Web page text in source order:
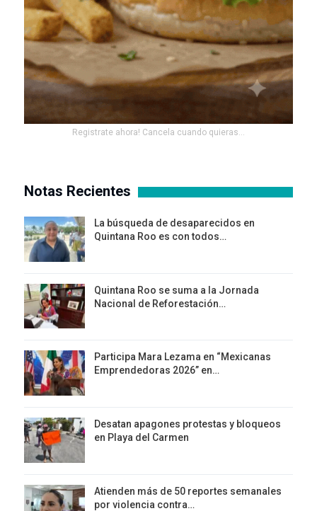
Registrate ahora! Cancela cuando quieras...
Notas Recientes
La búsqueda de desaparecidos en
Quintana Roo es con todos…
Quintana Roo se suma a la Jornada
Nacional de Reforestación…
Participa Mara Lezama en “Mexicanas
Emprendedoras 2026” en…
Desatan apagones protestas y bloqueos
en Playa del Carmen
Atienden más de 50 reportes semanales
por violencia contra…